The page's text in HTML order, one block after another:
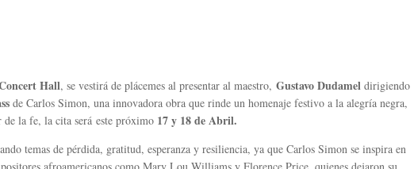
Hall, se vestirá de plácemes al presentar al maestro, Gustavo Dudamel dirigiendo
de Carlos Simon, una innovadora obra que rinde un homenaje festivo a la alegría negra,
la fe, la cita será este próximo 17 y 18 de Abril.
temas de pérdida, gratitud, esperanza y resiliencia, ya que Carlos Simon se inspira en